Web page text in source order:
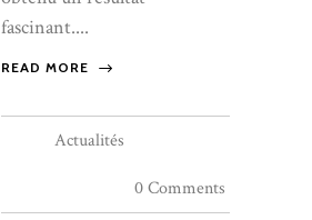
fascinant....
READ MORE
Actualités
0 Comments